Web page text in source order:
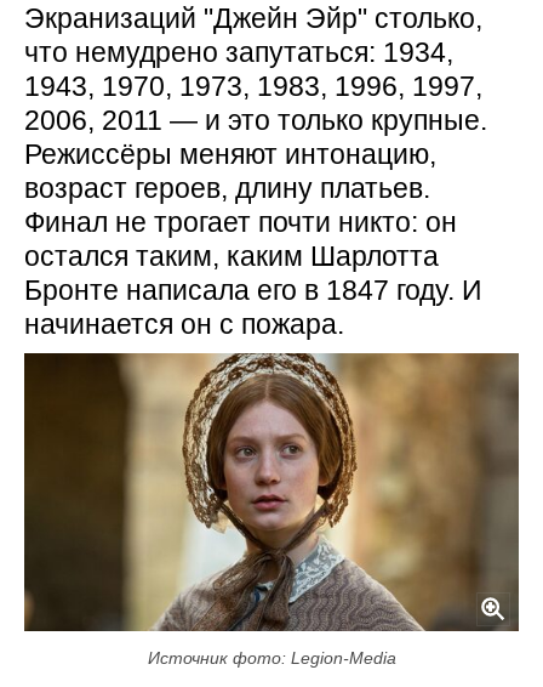
Экранизаций "Джейн Эйр" столько,
что немудрено запутаться: 1934,
1943, 1970, 1973, 1983, 1996, 1997,
2006, 2011 — и это только крупные.
Режиссёры меняют интонацию,
возраст героев, длину платьев.
Финал не трогает почти никто: он
остался таким, каким Шарлотта
Бронте написала его в 1847 году. И
начинается он с пожара.
Источник фото: Legion-Media